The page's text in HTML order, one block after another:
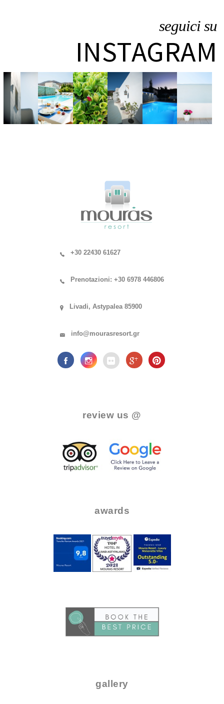
seguici su
INSTAGRAM
+30 22430 61627
Prenotazioni: +30 6978 446806
Livadi, Astypalea 85900
info@mourasresort.gr
review us @
awards
gallery